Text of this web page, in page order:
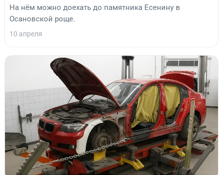
На нём можно доехать до памятника Есенину в
Осановской роще.
10 апреля